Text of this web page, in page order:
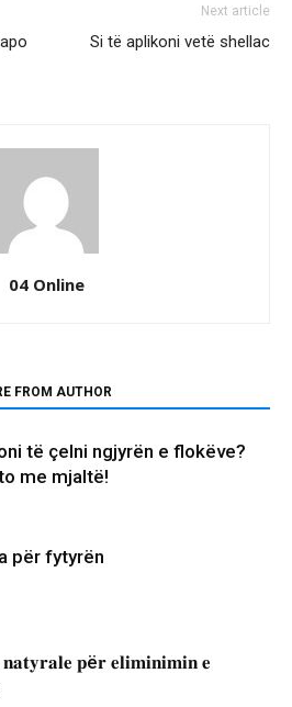
Next article
Si të aplikoni vetë shellac
04 Online
FROM AUTHOR
të çelni ngjyrën e flokëve?
me mjaltë!
për fytyrën
𝐩ë𝐫 𝐞𝐥𝐢𝐦𝐢𝐧𝐢𝐦𝐢𝐧 𝐞